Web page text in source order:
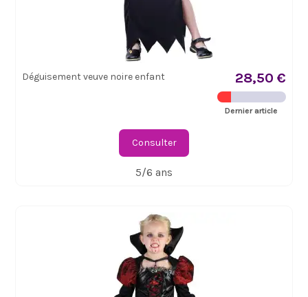
Déguisement veuve noire enfant 28,50 €
Dernier article
Consulter
5/6 ans